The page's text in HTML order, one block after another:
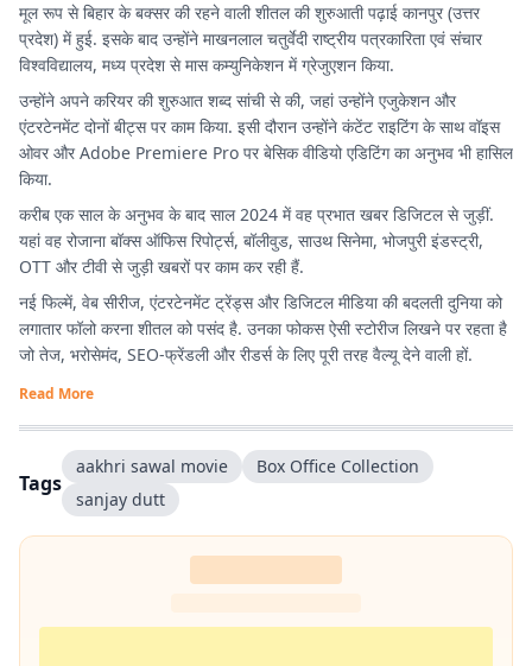
मूल रूप से बिहार के बक्सर की रहने वाली शीतल की शुरुआती पढ़ाई कानपुर (उत्तर
प्रदेश) में हुई. इसके बाद उन्होंने माखनलाल चतुर्वेदी राष्ट्रीय पत्रकारिता एवं संचार
विश्वविद्यालय, मध्य प्रदेश से मास कम्युनिकेशन में ग्रेजुएशन किया.
उन्होंने अपने करियर की शुरुआत शब्द सांची से की, जहां उन्होंने एजुकेशन और
एंटरटेनमेंट दोनों बीट्स पर काम किया. इसी दौरान उन्होंने कंटेंट राइटिंग के साथ वॉइस
ओवर और Adobe Premiere Pro पर बेसिक वीडियो एडिटिंग का अनुभव भी हासिल
किया.
करीब एक साल के अनुभव के बाद साल 2024 में वह प्रभात खबर डिजिटल से जुड़ीं.
यहां वह रोजाना बॉक्स ऑफिस रिपोर्ट्स, बॉलीवुड, साउथ सिनेमा, भोजपुरी इंडस्ट्री,
OTT और टीवी से जुड़ी खबरों पर काम कर रही हैं.
नई फिल्में, वेब सीरीज, एंटरटेनमेंट ट्रेंड्स और डिजिटल मीडिया की बदलती दुनिया को
लगातार फॉलो करना शीतल को पसंद है. उनका फोकस ऐसी स्टोरीज लिखने पर रहता है
जो तेज, भरोसेमंद, SEO-फ्रेंडली और रीडर्स के लिए पूरी तरह वैल्यू देने वाली हों.
Read More
Tags
aakhri sawal movie
Box Office Collection
sanjay dutt